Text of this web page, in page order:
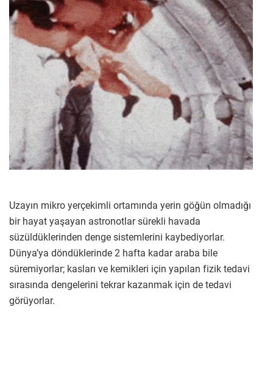
Uzayın mikro yerçekimli ortamında yerin göğün olmadığı
bir hayat yaşayan astronotlar sürekli havada
süzüldüklerinden denge sistemlerini kaybediyorlar.
Dünya’ya döndüklerinde 2 hafta kadar araba bile
süremiyorlar; kasları ve kemikleri için yapılan fizik tedavi
sırasında dengelerini tekrar kazanmak için de tedavi
görüyorlar.